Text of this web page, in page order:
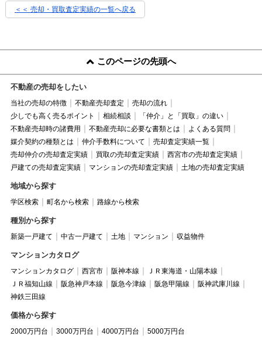
＜＜ 売却・買取査定実績の一覧へ戻る
このページの先頭へ
不動産の売却をしたい
当社の売却の特徴 不動産売却査定
売却の流れ
少しでも高く売るポイント
相続相談
「仲介」と「買取」の違い
不動産売却時の諸費用
不動産売却に必要な書類とは
よくある質問
媒介契約の種類とは
仲介手数料について
売却査定実績一覧
売却仲介の売却査定実績
買取の売却査定実績
西宮市の売却査定実績
戸建ての売却査定実績
マンションの売却査定実績 土地の売却査定実績
地域から探す
学区検索 町名から検索 路線から検索
種別から探す
新築一戸建て 中古一戸建て 土地 マンション 収益物件
マンションカタログ
マンションカタログ 西宮市 阪神本線
ＪＲ東海道・山陽本線
ＪＲ福知山線
阪急神戸本線 阪急今津線 阪急甲陽線
阪神武庫川線
神鉄三田線
価格から探す
2000万円台 3000万円台 4000万円台 5000万円台